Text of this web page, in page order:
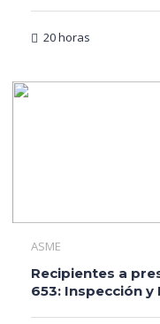
20 horas
ASME
Recipientes a
653: Inspección